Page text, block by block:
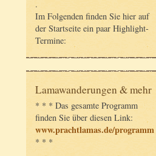
.
Im Folgenden finden Sie hier auf
der Startseite ein paar Highlight-
Termine:
Lamawanderungen & mehr
* * * Das gesamte Programm
finden Sie über diesen Link:
www.prachtlamas.de/programm
* * *